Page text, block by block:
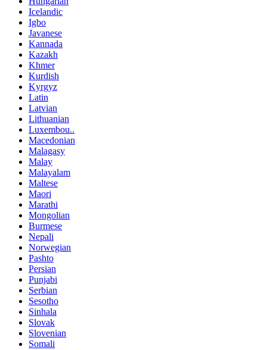
Icelandic
Igbo
Javanese
Kannada
Kazakh
Khmer
Kurdish
Kyrgyz
Latin
Latvian
Lithuanian
Luxembou..
Macedonian
Malagasy
Malay
Malayalam
Maltese
Maori
Marathi
Mongolian
Burmese
Nepali
Norwegian
Pashto
Persian
Punjabi
Serbian
Sesotho
Sinhala
Slovak
Slovenian
Somali